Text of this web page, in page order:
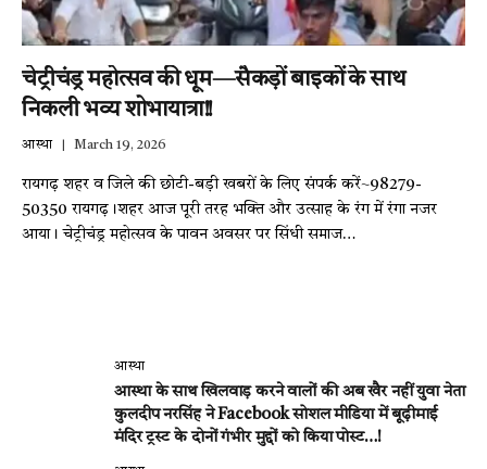
चेट्रीचंड्र महोत्सव की धूम—सैकड़ों बाइकों के साथ
निकली भव्य शोभायात्रा!!
आस्था March 19, 2026
रायगढ़ शहर व जिले की छोटी-बड़ी खबरों के लिए संपर्क करें~98279-
50350 रायगढ़।शहर आज पूरी तरह भक्ति और उत्साह के रंग में रंगा नजर
आया। चेट्रीचंड्र महोत्सव के पावन अवसर पर सिंधी समाज…
आस्था
आस्था के साथ खिलवाड़ करने वालों की अब खैर नहीं युवा नेता
कुलदीप नरसिंह ने Facebook सोशल मीडिया में बूढ़ीमाई
मंदिर ट्रस्ट के दोनों गंभीर मुद्दों को किया पोस्ट…!